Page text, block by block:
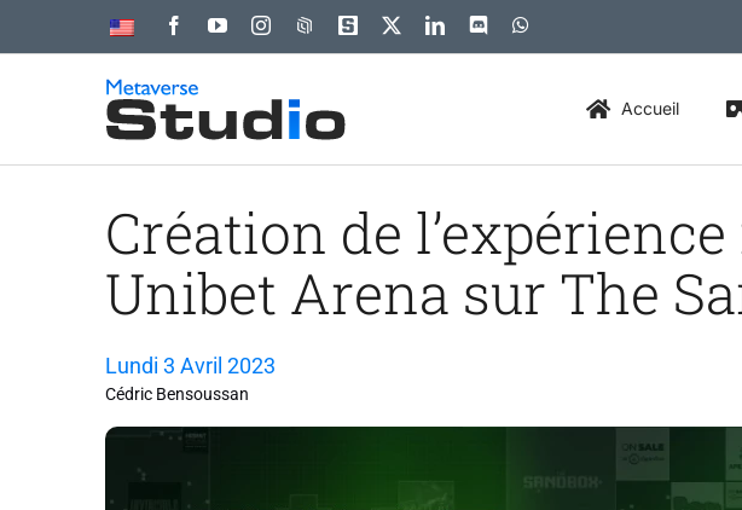
au
Accueil
Création de
Unibet Arena sur The
Lundi 3 Avril 2023
Cédric Bensoussan